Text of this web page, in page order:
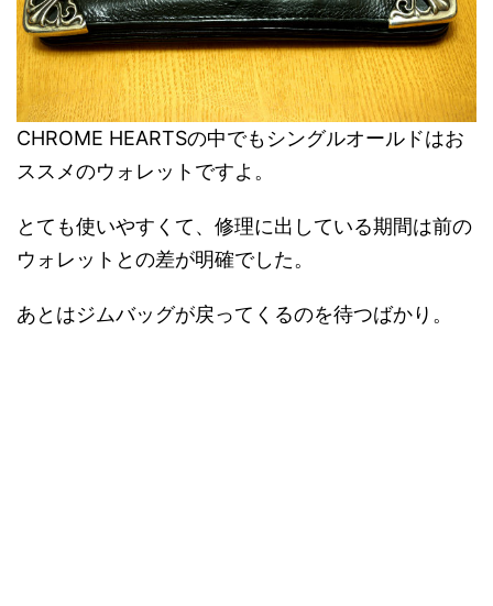
CHROME HEARTSの中でもシングルオールドはお
ススメのウォレットですよ。
とても使いやすくて、修理に出している期間は前の
ウォレットとの差が明確でした。
あとはジムバッグが戻ってくるのを待つばかり。